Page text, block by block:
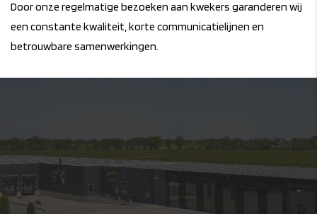
Door onze regelmatige bezoeken aan kwekers garanderen wij
een constante kwaliteit, korte communicatielijnen en
betrouwbare samenwerkingen.